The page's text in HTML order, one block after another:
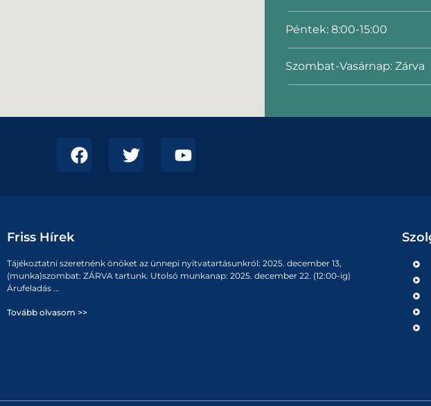
Péntek: 8:00-15:00
Szombat-Vasárnap: Zárva
Friss Hírek
Tájékoztatni szeretnénk önöket az ünnepi nyitvatartásunkról: 2025. december 13,
(munka)szombat: ZÁRVA tartunk. Utolsó munkanap: 2025. december 22. (12:00-ig)
Árufeladás ...
Tovább olvasom >>